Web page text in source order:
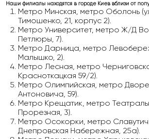
Наши филиалы находятся в городе Киев вблизи от
Метро Минская, метро Оболонь
Тимошенко, 21, корпус 2).
Метро Университет, метро Ж/Д
Петлюры, 7).
Метро Дарница, метро
Малышко, 2).
Метро Лесная, метро
Красноткацкая 59/2).
Метро Олимпийская, метро
Антоновича, 59).
Метро Крещатик, метро
Прорезная, 3).
Метро Осокорки, метро Славутич
Днепровская Набережная, 25а).